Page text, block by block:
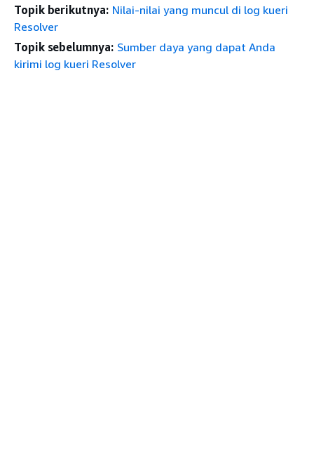
Topik berikutnya: Nilai-nilai yang muncul di log kueri
Resolver
Topik sebelumnya: Sumber daya yang dapat Anda
kirimi log kueri Resolver